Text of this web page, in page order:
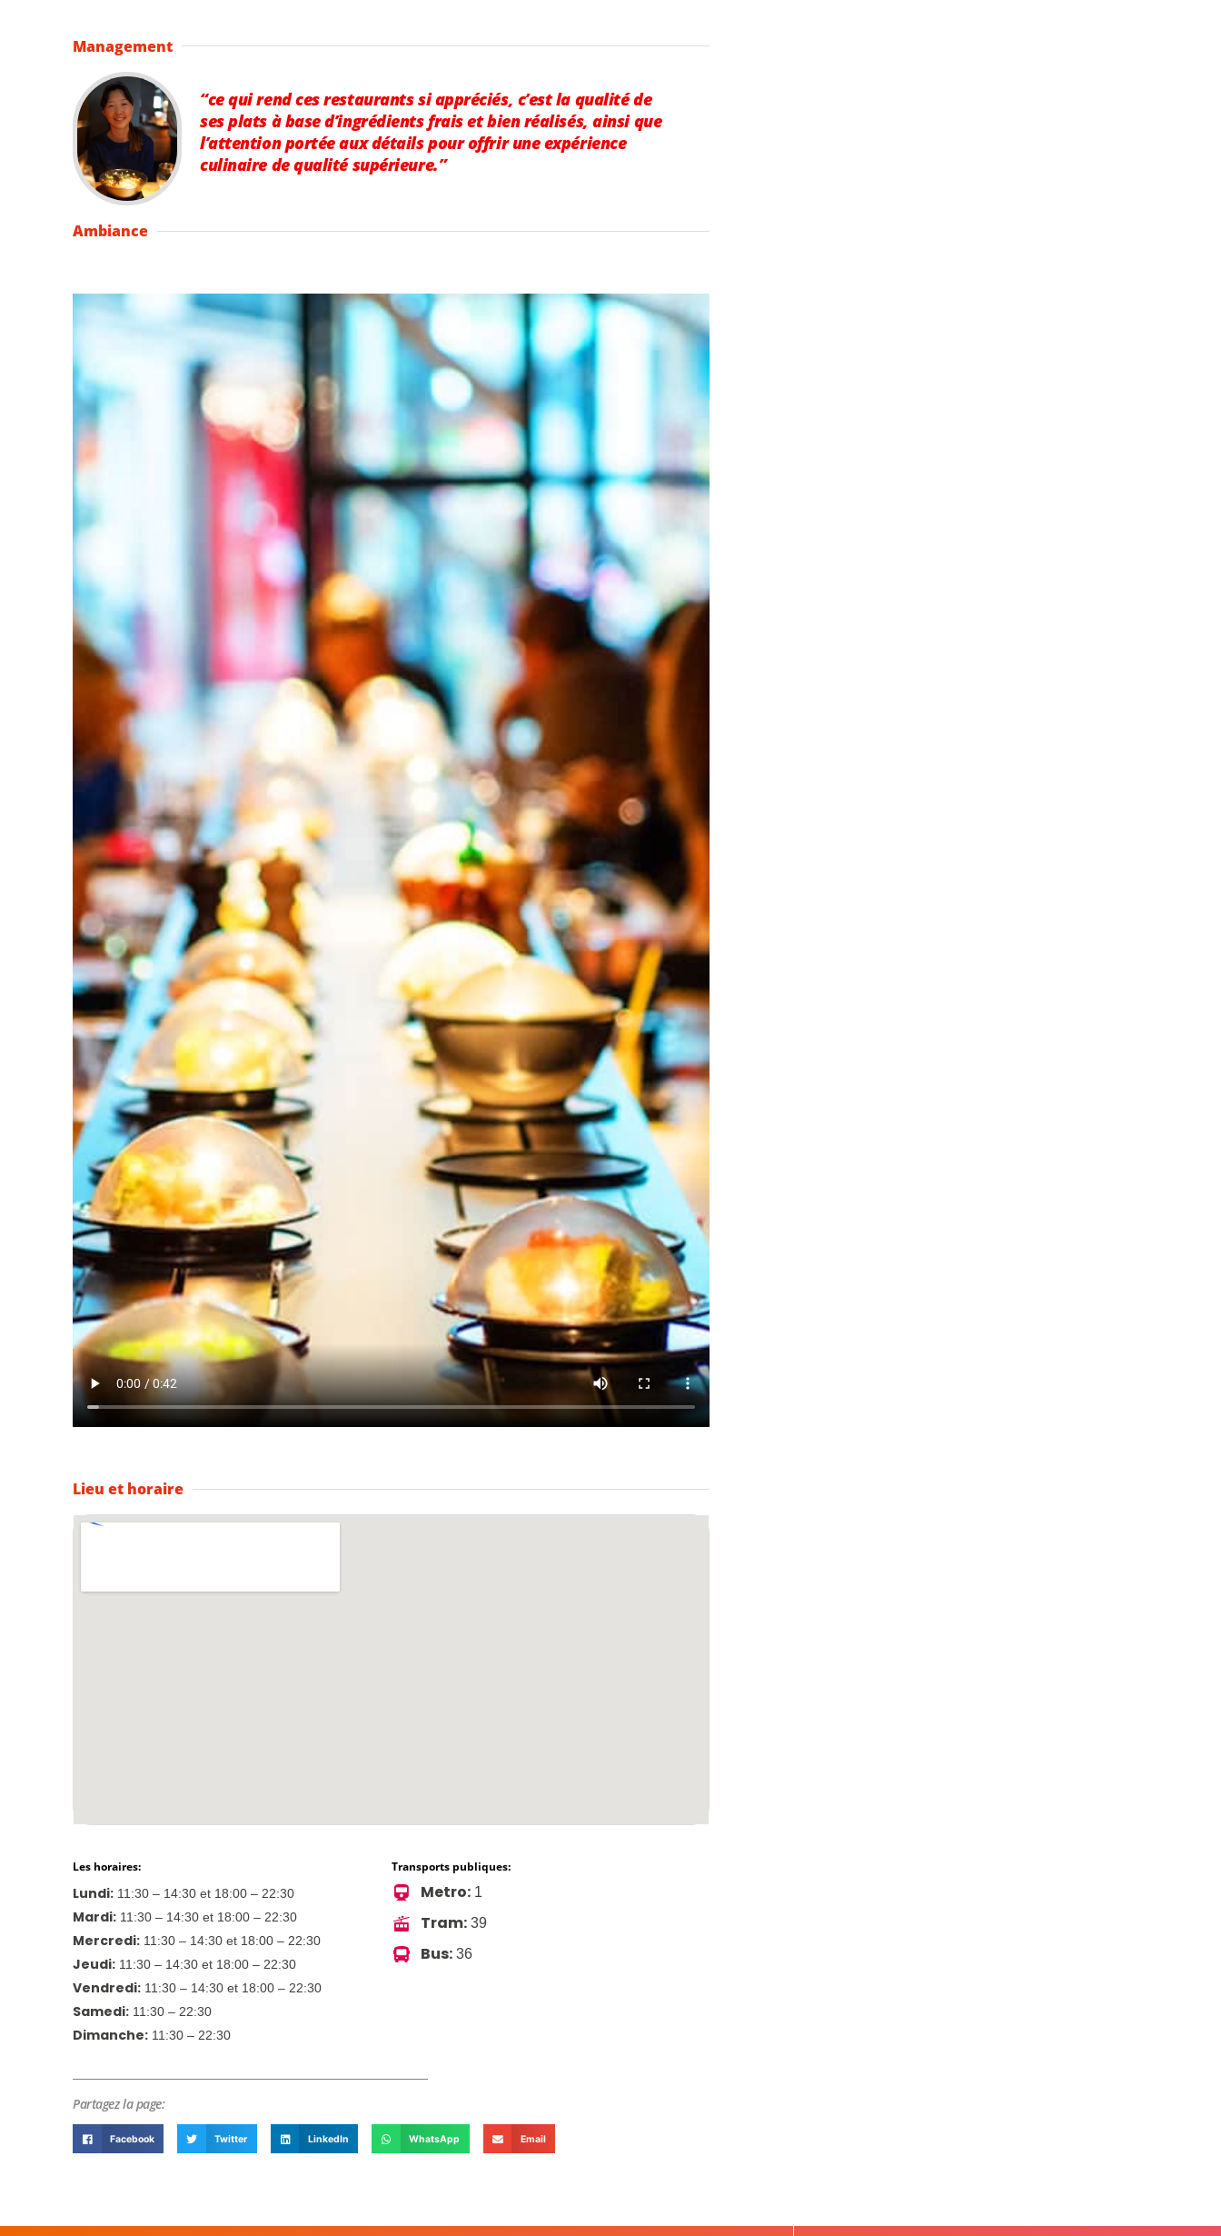
Management
“ce qui rend ces restaurants si appréciés, c’est la qualité de
ses plats à base d’ingrédients frais et bien réalisés, ainsi que
l’attention portée aux détails pour offrir une expérience
culinaire de qualité supérieure.”
Ambiance
Lieu et horaire
Les horaires: Transports publiques:
Lundi: 11:30 – 14:30 et 18:00 – 22:30
Mardi: 11:30 – 14:30 et 18:00 – 22:30
Mercredi: 11:30 – 14:30 et 18:00 – 22:30
Jeudi: 11:30 – 14:30 et 18:00 – 22:30
Vendredi: 11:30 – 14:30 et 18:00 – 22:30
Samedi: 11:30 – 22:30
Dimanche: 11:30 – 22:30
Metro: 1
Tram: 39
Bus: 36
Partagez la page:
Facebook Twitter LinkedIn WhatsApp Email